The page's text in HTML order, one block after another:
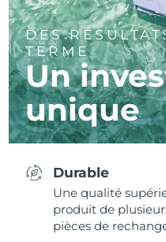
DES
TERME
Un
unique
Durable
Une qualité
produit de
pièces de